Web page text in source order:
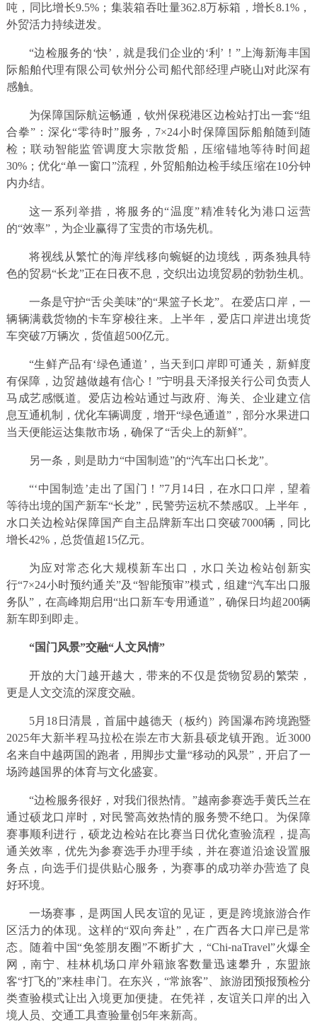
吨，同比增长9.5%；集装箱吞吐量362.8万标箱，增长8.1%，
外贸活力持续迸发。
“边检服务的‘快’，就是我们企业的‘利’！”上海新海丰国
际船舶代理有限公司钦州分公司船代部经理卢晓山对此深有
感触。
为保障国际航运畅通，钦州保税港区边检站打出一套“组
合拳”：深化“零待时”服务，7×24小时保障国际船舶随到随
检；联动智能监管调度大宗散货船，压缩锚地等待时间超
30%；优化“单一窗口”流程，外贸船舶边检手续压缩在10分钟
内办结。
这一系列举措，将服务的“温度”精准转化为港口运营
的“效率”，为企业赢得了宝贵的市场先机。
将视线从繁忙的海岸线移向蜿蜒的边境线，两条独具特
色的贸易“长龙”正在日夜不息，交织出边境贸易的勃勃生机。
一条是守护“舌尖美味”的“果篮子长龙”。在爱店口岸，一
辆辆满载货物的卡车穿梭往来。上半年，爱店口岸进出境货
车突破7万辆次，货值超500亿元。
“生鲜产品有‘绿色通道’，当天到口岸即可通关，新鲜度
有保障，边贸越做越有信心！”宁明县天泽报关行公司负责人
马成艺感慨道。爱店边检站通过与政府、海关、企业建立信
息互通机制，优化车辆调度，增开“绿色通道”，部分水果进口
当天便能运达集散市场，确保了“舌尖上的新鲜”。
另一条，则是助力“中国制造”的“汽车出口长龙”。
“‘中国制造’走出了国门！”7月14日，在水口口岸，望着
等待出境的国产新车“长龙”，民警劳运杭不禁感叹。上半年，
水口关边检站保障国产自主品牌新车出口突破7000辆，同比
增长42%，总货值超15亿元。
为应对常态化大规模新车出口，水口关边检站创新实
行“7×24小时预约通关”及“智能预审”模式，组建“汽车出口服
务队”，在高峰期启用“出口新车专用通道”，确保日均超200辆
新车即到即走。
“国门风景”交融“人文风情”
开放的大门越开越大，带来的不仅是货物贸易的繁荣，
更是人文交流的深度交融。
5月18日清晨，首届中越德天（板约）跨国瀑布跨境跑暨
2025年大新半程马拉松在崇左市大新县硕龙镇开跑。近3000
名来自中越两国的跑者，用脚步丈量“移动的风景”，开启了一
场跨越国界的体育与文化盛宴。
“边检服务很好，对我们很热情。”越南参赛选手黄氏兰在
通过硕龙口岸时，对民警高效热情的服务赞不绝口。为保障
赛事顺利进行，硕龙边检站在比赛当日优化查验流程，提高
通关效率，优先为参赛选手办理手续，并在赛道沿途设置服
务点，向选手们提供贴心服务，为赛事的成功举办营造了良
好环境。
一场赛事，是两国人民友谊的见证，更是跨境旅游合作
区活力的体现。这样的“双向奔赴”，在广西各大口岸已是常
态。随着中国“免签朋友圈”不断扩大，“Chi⁃naTravel”火爆全
网，南宁、桂林机场口岸外籍旅客数量迅速攀升，东盟旅
客“打飞的”来桂串门。在东兴，“常旅客”、旅游团预报预检分
类查验模式让出入境更加便捷。在凭祥，友谊关口岸的出入
境人员、交通工具查验量创5年来新高。